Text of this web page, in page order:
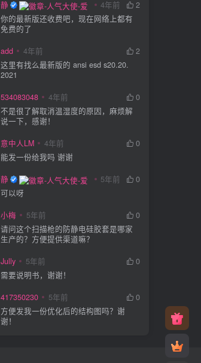
静电防护 4年前
2
你的最新版还收费吧，现在网络上都有
免费的了
add 4年前
2
这里有找么最新版的 ansi esd s20.20.
2021
534083048 4年前
0
不是很了解取消温湿度的原因，麻烦解
说一下，感谢！
意中人LM 4年前
0
能发一份给我吗 谢谢
静电防护 5年前
0
可以呀
小梅 5年前
0
请问这个扫描枪的防静电硅胶套是哪家
生产的？方便提供渠道嘛？
Jully 5年前
0
需要说明书，谢谢！
417350230 5年前
0
方便发我一份优化后的结构图吗？谢
谢！